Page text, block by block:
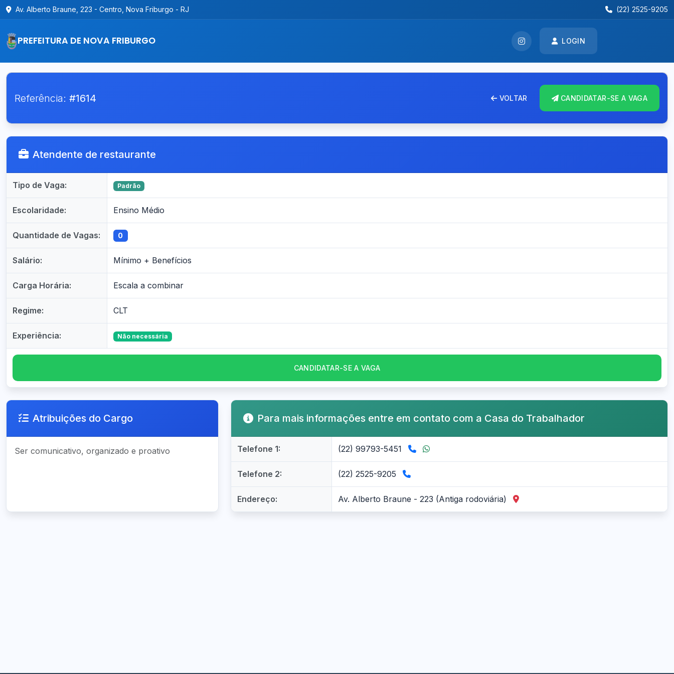
Av. Alberto Braune, 223 - Centro, Nova Friburgo - RJ (22) 2525-9205
PREFEITURA DE NOVA FRIBURGO LOGIN
Referência: #1614 VOLTAR CANDIDATAR-SE A VAGA
Atendente de restaurante
Tipo de Vaga: Padrão
Escolaridade: Ensino Médio
Quantidade de Vagas: 0
Salário: Mínimo + Benefícios
Carga Horária: Escala a combinar
Regime: CLT
Experiência: Não necessária
CANDIDATAR-SE A VAGA
Atribuições do Cargo
Ser comunicativo, organizado e proativo
Para mais informações entre em contato com a Casa do Trabalhador
Telefone 1: (22) 99793-5451
Telefone 2: (22) 2525-9205
Endereço: Av. Alberto Braune - 223 (Antiga rodoviária)